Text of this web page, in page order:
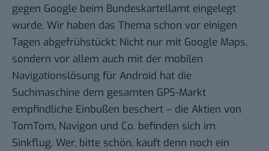
gegen Google beim Bundeskartellamt eingelegt
wurde. Wir haben das Thema schon vor einigen
Tagen abgefrühstückt: Nicht nur mit Google Maps,
sondern vor allem auch mit der mobilen
Navigationslösung für Android hat die
Suchmaschine dem gesamten GPS-Markt
empfindliche Einbußen beschert – die Aktien von
TomTom, Navigon und Co. befinden sich im
Sinkflug. Wer, bitte schön, kauft denn noch ein